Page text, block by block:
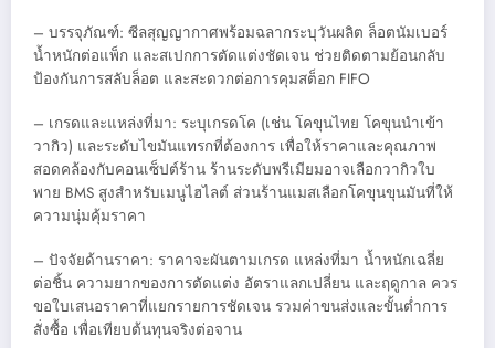
– บรรจุภัณฑ์: ซีลสุญญากาศพร้อมฉลากระบุวันผลิต ล็อตนัมเบอร์
น้ำหนักต่อแพ็ก และสเปกการตัดแต่งชัดเจน ช่วยติดตามย้อนกลับ
ป้องกันการสลับล็อต และสะดวกต่อการคุมสต็อก FIFO
– เกรดและแหล่งที่มา: ระบุเกรดโค (เช่น โคขุนไทย โคขุนนำเข้า
วากิว) และระดับไขมันแทรกที่ต้องการ เพื่อให้ราคาและคุณภาพ
สอดคล้องกับคอนเซ็ปต์ร้าน ร้านระดับพรีเมียมอาจเลือกวากิวใบ
พาย BMS สูงสำหรับเมนูไฮไลต์ ส่วนร้านแมสเลือกโคขุนขุนมันที่ให้
ความนุ่มคุ้มราคา
– ปัจจัยด้านราคา: ราคาจะผันตามเกรด แหล่งที่มา น้ำหนักเฉลี่ย
ต่อชิ้น ความยากของการตัดแต่ง อัตราแลกเปลี่ยน และฤดูกาล ควร
ขอใบเสนอราคาที่แยกรายการชัดเจน รวมค่าขนส่งและขั้นต่ำการ
สั่งซื้อ เพื่อเทียบต้นทุนจริงต่อจาน